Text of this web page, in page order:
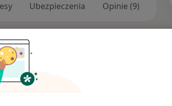
Ubezpieczenia Opinie (9)